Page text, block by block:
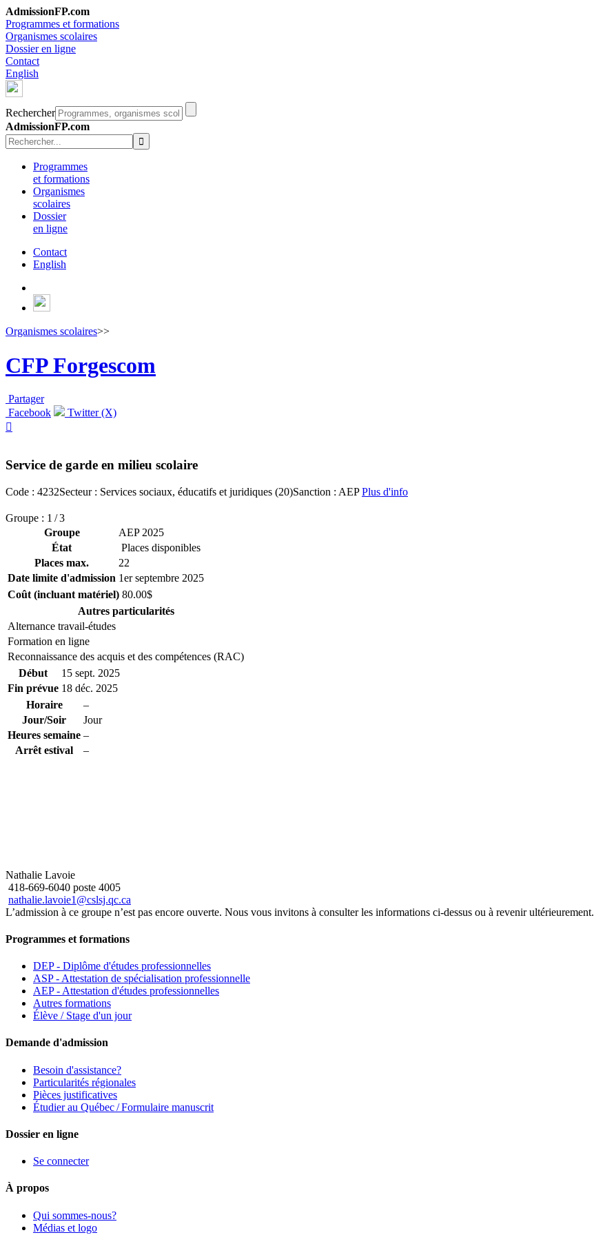
AdmissionFP.com
Programmes et formations
Organismes scolaires
Dossier en ligne
Contact
English
Rechercher
AdmissionFP.com
Programmes
et formations
Organismes
scolaires
Dossier
en ligne
Contact
English
Organismes scolaires>>
CFP Forgescom
Partager
Facebook
Twitter (X)

Service de garde en milieu scolaire
Code : 4232Secteur : Services sociaux, éducatifs et juridiques (20)Sanction : AEPPlus d'info
Groupe : 1 / 3
Groupe
AEP 2025
État
Places disponibles
Places max.
22
Date limite d'admission 1erseptembre 2025
Coût (incluant matériel) 80.00$
Autres particularités
Alternance travail-études
Formation en ligne
Reconnaissance des acquis et des compétences (RAC)
Début
15 sept. 2025
Fin prévue 18 déc. 2025
Horaire
–
Jour/Soir
Jour
Heures semaine –
Arrêt estival
–
Nathalie Lavoie
418-669-6040 poste 4005
nathalie.lavoie1@cslsj.qc.ca
L’admission à ce groupe n’est pas encore ouverte. Nous vous invitons à consulter les informations ci-dessus ou à revenir ultérieurement.
Programmes et formations
DEP - Diplôme d'études professionnelles
ASP - Attestation de spécialisation professionnelle
AEP - Attestation d'études professionnelles
Autres formations
Élève / Stage d'un jour
Demande d'admission
Besoin d'assistance?
Particularités régionales
Pièces justificatives
Étudier au Québec / Formulaire manuscrit
Dossier en ligne
Se connecter
À propos
Qui sommes-nous?
Médias et logo